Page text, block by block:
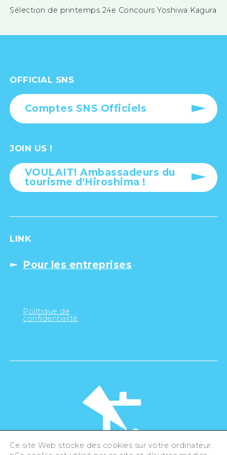
Sélection de printemps 24e Concours Yoshiwa Kagura
OFFICIAL SNS
Comptes SNS Officiels
JOIN US !
VOULAIT! Ambassadeurs du
tourisme d'Hiroshima !
LINK
Pour les entreprises
Politique de
confidentialité
Ce site Web stocke des cookies sur votre ordinateur.